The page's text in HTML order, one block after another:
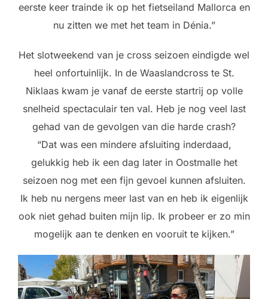
eerste keer trainde ik op het fietseiland Mallorca en
nu zitten we met het team in Dénia.”
Het slotweekend van je cross seizoen eindigde wel
heel onfortuinlijk. In de Waaslandcross te St.
Niklaas kwam je vanaf de eerste startrij op volle
snelheid spectaculair ten val. Heb je nog veel last
gehad van de gevolgen van die harde crash?
“Dat was een mindere afsluiting inderdaad,
gelukkig heb ik een dag later in Oostmalle het
seizoen nog met een fijn gevoel kunnen afsluiten.
Ik heb nu nergens meer last van en heb ik eigenlijk
ook niet gehad buiten mijn lip. Ik probeer er zo min
mogelijk aan te denken en vooruit te kijken.”